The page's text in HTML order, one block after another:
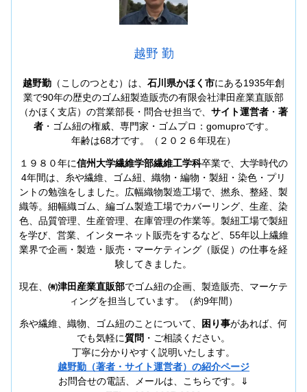
越野 勤
越野勤 （こしのつとむ）は、 石川県かほく市にある1935年創
業で90年の歴史のゴム紐製造販売の有限会社津田産業直販部
（かほく支店）の営業部長・問合せ担当で、 サイト運営者 ・ 著
者・ゴム紐の権威、専門家・ゴムプロ：gomuproです。
年齢は68才です。（２０２６年現在）
１９８０年に信州大学繊維学部繊維工学科卒業で、大学時代の
4年間は、糸や繊維、ゴム紐、織物・編物・製紐・染色・プリ
ントの勉強をしました。広幅織物製造工場で、撚糸、整経、製
織等。細幅織ゴム、編ゴム製造工場でカバーリング、生産、染
色、品質管理、生産管理、在庫管理の作業等。製紐工場で製紐
を学び、営業、インターネット販売をするなど、55年以上繊維
業界で企画・製造・販売・マーケティング（販促）の仕事を経
験してきました。
現在、 ㈲津田産業直販部でゴム紐の企画、製造販売、マーケテ
ィングを担当しています。（約9年間）
糸や繊維、織物、ゴム紐のことについて、 困り事があれば、何
でも気軽に質問 ・ご相談ください。
丁寧に分かりやすく説明いたします。
越野勤（著者・サイト運営者）の紹介ページ
お問合せの電話、メールは、こちらです。⇓